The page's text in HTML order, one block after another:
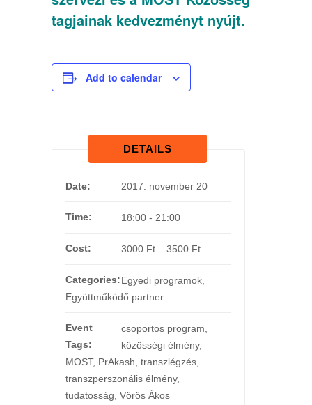
tagjainak kedvezményt nyújt.
Add to calendar
DETAILS
Date: 2017. november 20
Time: 18:00 - 21:00
Cost: 3000 Ft – 3500 Ft
Categories:Egyedi programok,
Együttműködő partner
Event
Tags:
csoportos program
közösségi élmény,
MOST, PrAkash transzlégzés,
transzperszonális élmény,
tudatosság Vörös Ákos